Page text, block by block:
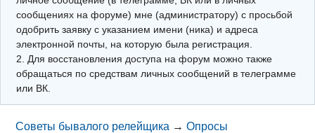
Фотохостинг
Телеграм
сообщениях на форуме) мне (администратору) с просьбой
одобрить заявку с указанием имени (ника) и адреса
электронной почты, на которую была регистрация.
2. Для восстановления доступа на форум можно также
обращаться по средствам личных сообщений в телеграмме
или ВК.
Советы бывалого релейщика →Опросы